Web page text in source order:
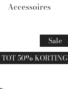
Accessoires
Sale
TOT 50% KORTING